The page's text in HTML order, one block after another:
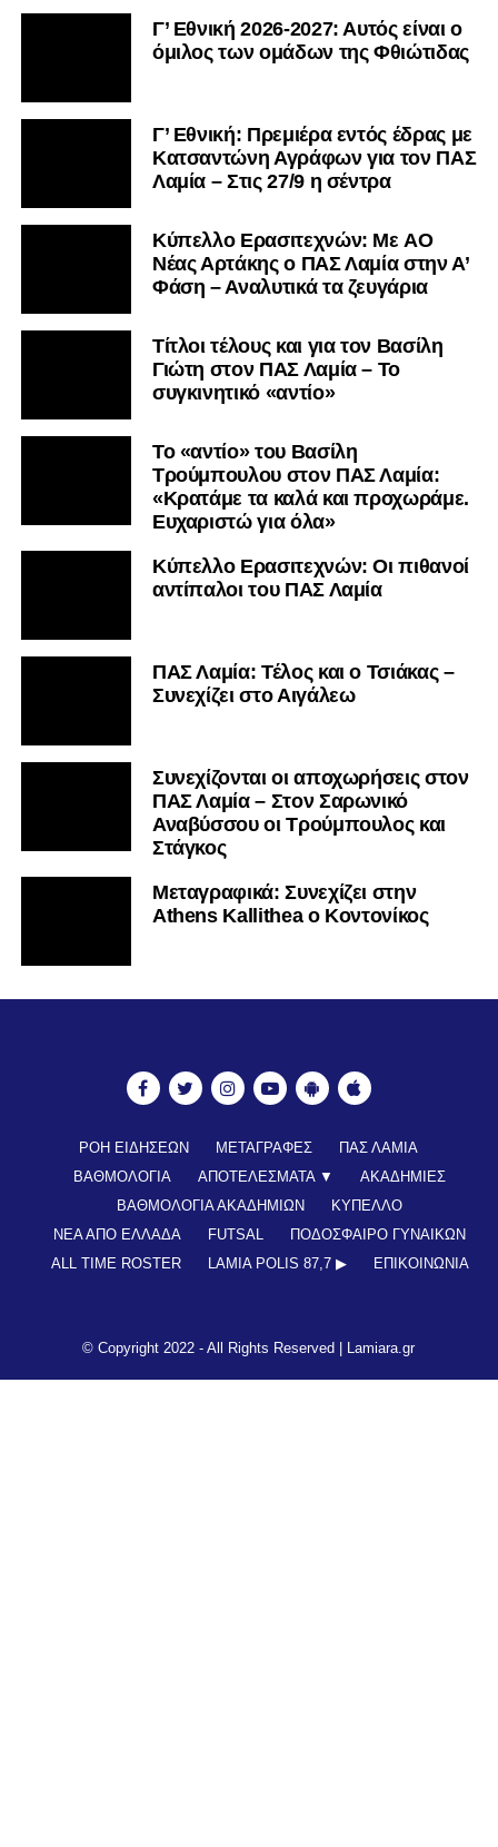
Γ’ Εθνική 2026-2027: Αυτός είναι ο
όμιλος των ομάδων της Φθιώτιδας
Γ’ Εθνική: Πρεμιέρα εντός έδρας με
Κατσαντώνη Αγράφων για τον ΠΑΣ
Λαμία – Στις 27/9 η σέντρα
Kύπελλο Ερασιτεχνών: Με AO
Nέας Αρτάκης ο ΠΑΣ Λαμία στην Α’
Φάση – Αναλυτικά τα ζευγάρια
Τίτλοι τέλους και για τον Βασίλη
Γιώτη στον ΠΑΣ Λαμία – Το
συγκινητικό «αντίο»
Το «αντίο» του Βασίλη
Τρούμπουλου στον ΠΑΣ Λαμία:
«Κρατάμε τα καλά και προχωράμε.
Ευχαριστώ για όλα»
Κύπελλο Ερασιτεχνών: Οι πιθανοί
αντίπαλοι του ΠΑΣ Λαμία
ΠΑΣ Λαμία: Τέλος και ο Τσιάκας –
Συνεχίζει στο Αιγάλεω
Συνεχίζονται οι αποχωρήσεις στον
ΠΑΣ Λαμία – Στον Σαρωνικό
Αναβύσσου οι Τρούμπουλος και
Στάγκος
Mεταγραφικά: Συνεχίζει στην
Athens Kallithea ο Κοντονίκος
ΡΟΗ ΕΙΔΗΣΕΩΝ ΜΕΤΑΓΡΑΦΕΣ
ΠΑΣ ΛΑΜΙΑ
ΒΑΘΜΟΛΟΓΙΑ
ΑΠΟΤΕΛΕΣΜΑΤΑ ▼
ΑΚΑΔΗΜΙΕΣ
ΒΑΘΜΟΛΟΓΙΑ ΑΚΑΔΗΜΙΩΝ
ΚΥΠΕΛΛΟ
ΝΕΑ ΑΠΟ ΕΛΛΑΔΑ
FUTSAL
ΠΟΔΟΣΦΑΙΡΟ ΓΥΝΑΙΚΩΝ
ALL TIME ROSTER
LAMIA POLIS 87,7 ▶︎ ΕΠΙΚΟΙΝΩΝΊΑ
© Copyright 2022 - All Rights Reserved | Lamiara.gr